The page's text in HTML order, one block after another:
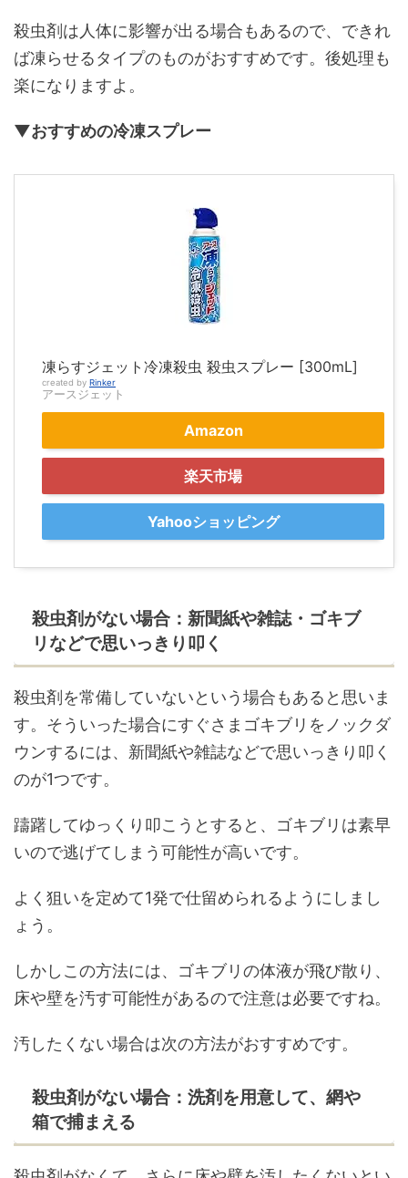
殺虫剤は人体に影響が出る場合もあるので、できれ
ば凍らせるタイプのものがおすすめです。後処理も
楽になりますよ。
▼おすすめの冷凍スプレー
凍らすジェット冷凍殺虫 殺虫スプレー [300mL]
created by Rinker
アースジェット
Amazon
楽天市場
Yahooショッピング
殺虫剤がない場合：新聞紙や雑誌・ゴキブ
リなどで思いっきり叩く
殺虫剤を常備していないという場合もあると思いま
す。そういった場合にすぐさまゴキブリをノックダ
ウンするには、新聞紙や雑誌などで思いっきり叩く
のが1つです。
躊躇してゆっくり叩こうとすると、ゴキブリは素早
いので逃げてしまう可能性が高いです。
よく狙いを定めて1発で仕留められるようにしまし
ょう。
しかしこの方法には、ゴキブリの体液が飛び散り、
床や壁を汚す可能性があるので注意は必要ですね。
汚したくない場合は次の方法がおすすめです。
殺虫剤がない場合：洗剤を用意して、網や
箱で捕まえる